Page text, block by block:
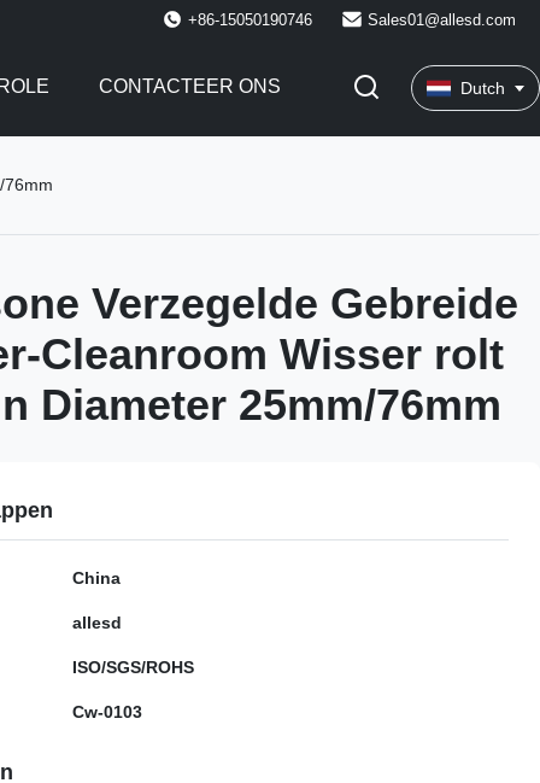
+86-15050190746 Sales01@allesd.com
CONTACTEER ONS Dutch
76mm
Verzegelde Gebreide
Cleanroom Wisser rolt
Diameter 25mm/76mm
China
allesd
ISO/SGS/ROHS
Cw-0103